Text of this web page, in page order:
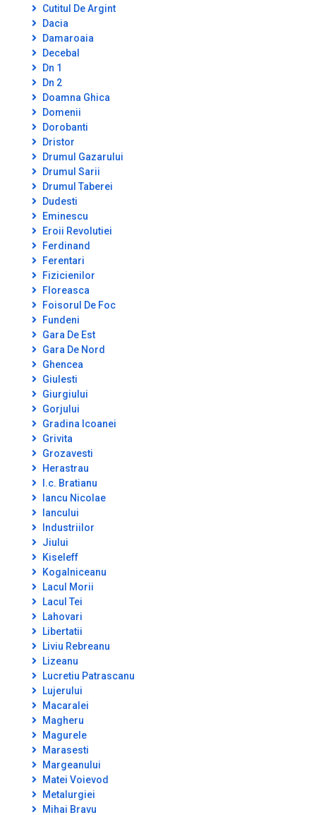
Cutitul De Argint
Dacia
Damaroaia
Decebal
Dn 1
Dn 2
Doamna Ghica
Domenii
Dorobanti
Dristor
Drumul Gazarului
Drumul Sarii
Drumul Taberei
Dudesti
Eminescu
Eroii Revolutiei
Ferdinand
Ferentari
Fizicienilor
Floreasca
Foisorul De Foc
Fundeni
Gara De Est
Gara De Nord
Ghencea
Giulesti
Giurgiului
Gorjului
Gradina Icoanei
Grivita
Grozavesti
Herastrau
I.c. Bratianu
Iancu Nicolae
Iancului
Industriilor
Jiului
Kiseleff
Kogalniceanu
Lacul Morii
Lacul Tei
Lahovari
Libertatii
Liviu Rebreanu
Lizeanu
Lucretiu Patrascanu
Lujerului
Macaralei
Magheru
Magurele
Marasesti
Margeanului
Matei Voievod
Metalurgiei
Mihai Bravu